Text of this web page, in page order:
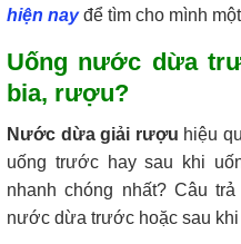
hiện nay để tìm cho mình
Uống nước dừa
bia, rượu?
Nước dừa giải rượu hiệu
uống trước hay sau khi
nhanh chóng nhất? Câu
nước dừa trước hoặc sau